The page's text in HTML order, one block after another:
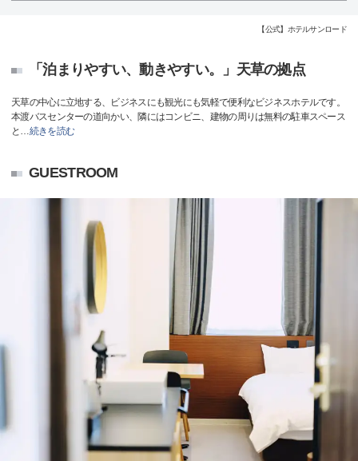
【公式】ホテルサンロード
「泊まりやすい、動きやすい。」天草の拠点
天草の中心に立地する、ビジネスにも観光にも気軽で便利なビジネスホテルです。
本渡バスセンターの道向かい、隣にはコンビニ、建物の周りは無料の駐車スペース
と …続きを読む
GUESTROOM